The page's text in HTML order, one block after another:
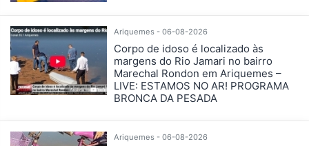
Ariquemes - 06-08-2026
Corpo de idoso é localizado às
margens do Rio Jamari no bairro
Marechal Rondon em Ariquemes –
LIVE: ESTAMOS NO AR! PROGRAMA
BRONCA DA PESADA
Ariquemes - 06-08-2026